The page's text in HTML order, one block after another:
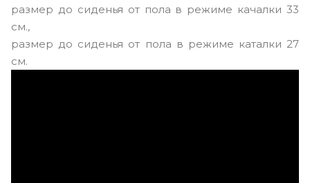
размер до сиденья от пола в режиме качалки 33
см.,
размер до сиденья от пола в режиме каталки 27
см.